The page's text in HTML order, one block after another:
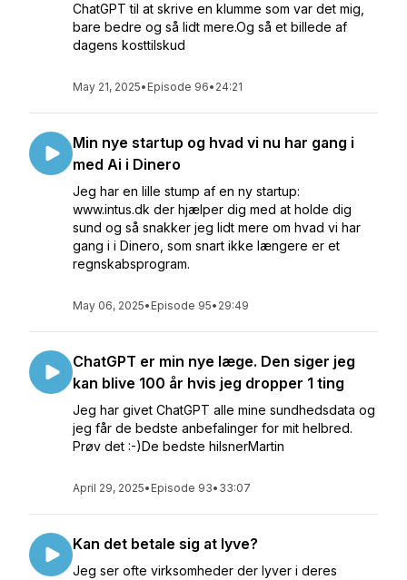
ChatGPT til at skrive en klumme som var det mig,
bare bedre og så lidt mere.Og så et billede af
dagens kosttilskud
May 21, 2025• Episode 96• 24:21
Min nye startup og hvad vi nu har gang i
med Ai i Dinero
Jeg har en lille stump af en ny startup:
www.intus.dk der hjælper dig med at holde dig
sund og så snakker jeg lidt mere om hvad vi har
gang i i Dinero, som snart ikke længere er et
regnskabsprogram.
May 06, 2025• Episode 95• 29:49
ChatGPT er min nye læge. Den siger jeg
kan blive 100 år hvis jeg dropper 1 ting
Jeg har givet ChatGPT alle mine sundhedsdata og
jeg får de bedste anbefalinger for mit helbred.
Prøv det :-)De bedste hilsnerMartin
April 29, 2025• Episode 93• 33:07
Kan det betale sig at lyve?
Jeg ser ofte virksomheder der lyver i deres